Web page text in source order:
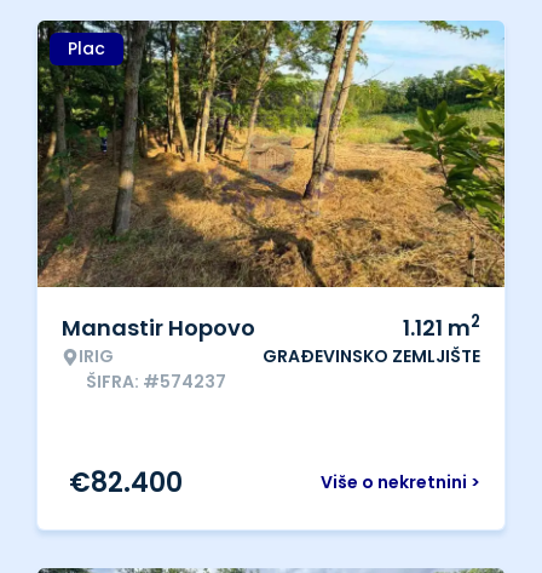
Plac
Manastir Hopovo
IRIG
ŠIFRA: #574237
1.121 m2
GRAĐEVINSKO ZEMLJIŠTE
Više o nekretnini >
€82.400